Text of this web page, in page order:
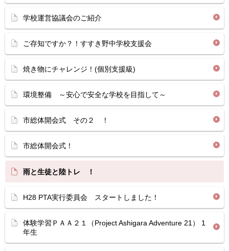
学校運営協議会のご紹介
ご存知ですか？！すすき野中学校支援会
焼き物にチャレンジ！(個別支援級)
環境整備 ～安心で安全な学校を目指して～
市総体開会式 その２ ！
市総体開会式！
雨と生徒と陸トレ ！
H28 PTA実行委員会 スタートしました！
体験学習ＰＡＡ２１（Project Ashigara Adventure 21） 1
年生